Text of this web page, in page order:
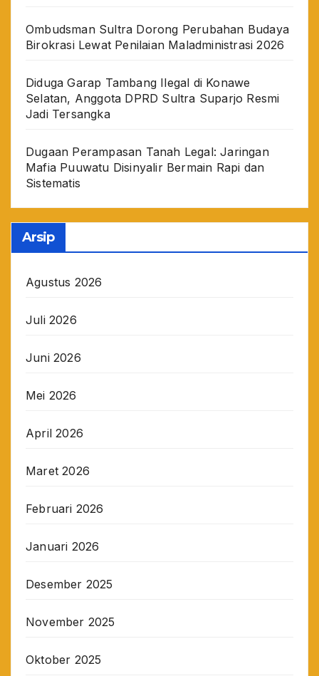
Ombudsman Sultra Dorong Perubahan Budaya
Birokrasi Lewat Penilaian Maladministrasi 2026
Diduga Garap Tambang Ilegal di Konawe
Selatan, Anggota DPRD Sultra Suparjo Resmi
Jadi Tersangka
Dugaan Perampasan Tanah Legal: Jaringan
Mafia Puuwatu Disinyalir Bermain Rapi dan
Sistematis
Arsip
Agustus 2026
Juli 2026
Juni 2026
Mei 2026
April 2026
Maret 2026
Februari 2026
Januari 2026
Desember 2025
November 2025
Oktober 2025